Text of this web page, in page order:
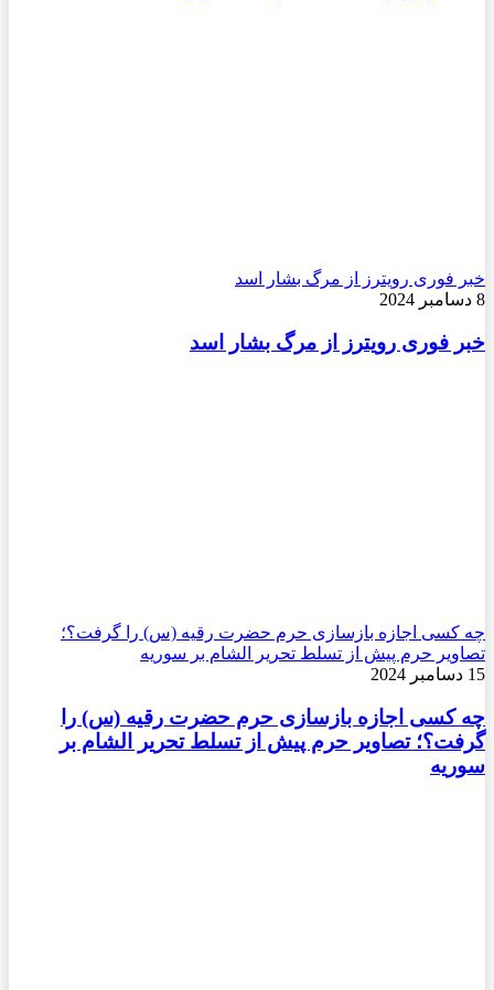
خبر فوری رویترز از مرگ بشار اسد
8 دسامبر 2024
خبر فوری رویترز از مرگ بشار اسد
چه کسی اجازه بازسازی حرم حضرت رقیه (س) را گرفت؟؛
تصاویر حرم پیش از تسلط تحریر الشام بر سوریه
15 دسامبر 2024
چه کسی اجازه بازسازی حرم حضرت رقیه (س) را
گرفت؟؛ تصاویر حرم پیش از تسلط تحریر الشام بر
سوریه